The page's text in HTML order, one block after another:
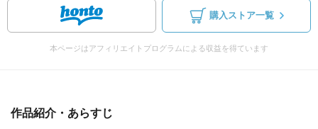
購入ストア一覧
本ページはアフィリエイトプログラムによる収益を得ています
作品紹介・あらすじ